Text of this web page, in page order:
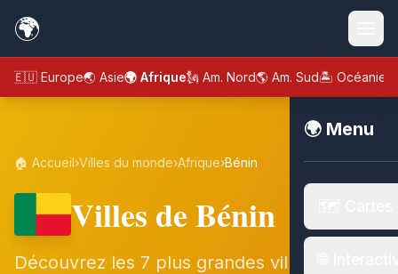
🌍
🇪🇺 Europe🌏 Asie🌍 Afrique🗽 Am. Nord🌎 Am. Sud🏝️ Océanie
🌍 Menu
🏠 Accueil›Villes du monde›Afrique›Bénin
Villes de Bénin
Découvrez les 7 plus grandes villes de